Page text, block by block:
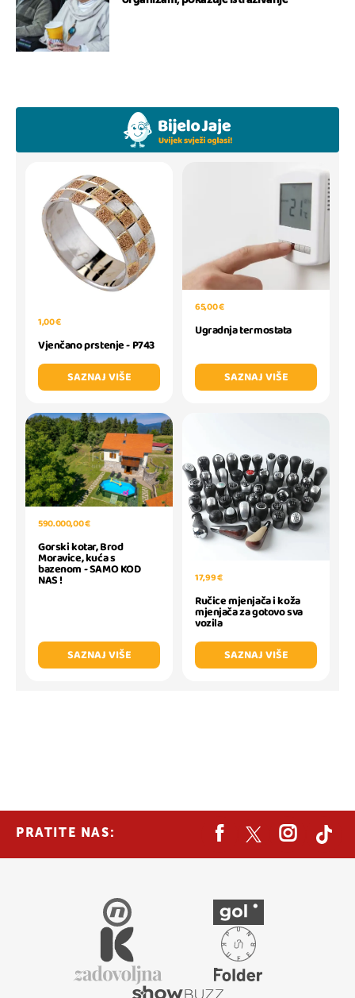
1,00 €
Vjenčano prstenje - P743
SAZNAJ VIŠE
65,00 €
Ugradnja termostata
SAZNAJ VIŠE
590.000,00 €
Gorski kotar, Brod
Moravice, kuća s
bazenom - SAMO KOD
NAS !
SAZNAJ VIŠE
17,99 €
Ručice mjenjača i koža
mjenjača za gotovo sva
vozila
SAZNAJ VIŠE
PRATITE NAS: